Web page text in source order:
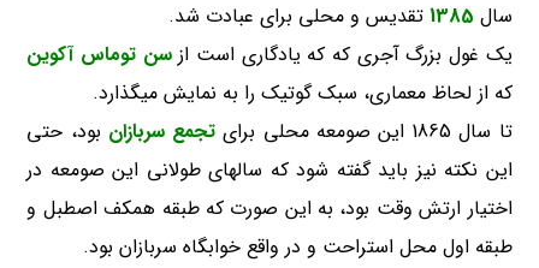
سال 1385 تقدیس و محلی برای عبادت شد.
یک غول بزرگ آجری که که یادگاری است ازسن توماس آکوین
که از لحاظ معماری، سبک گوتیک را به نمایش میگذارد.
تا سال 1865 این صومعه محلی برای
تجمع سربازان بود، حتی
این نکته نیز باید گفته شود که سالهای طولانی این صومعه در
اختیار ارتش وقت بود، به این صورت که طبقه همکف اصطبل و
طبقه اول محل استراحت و در واقع خوابگاه سربازان بود.